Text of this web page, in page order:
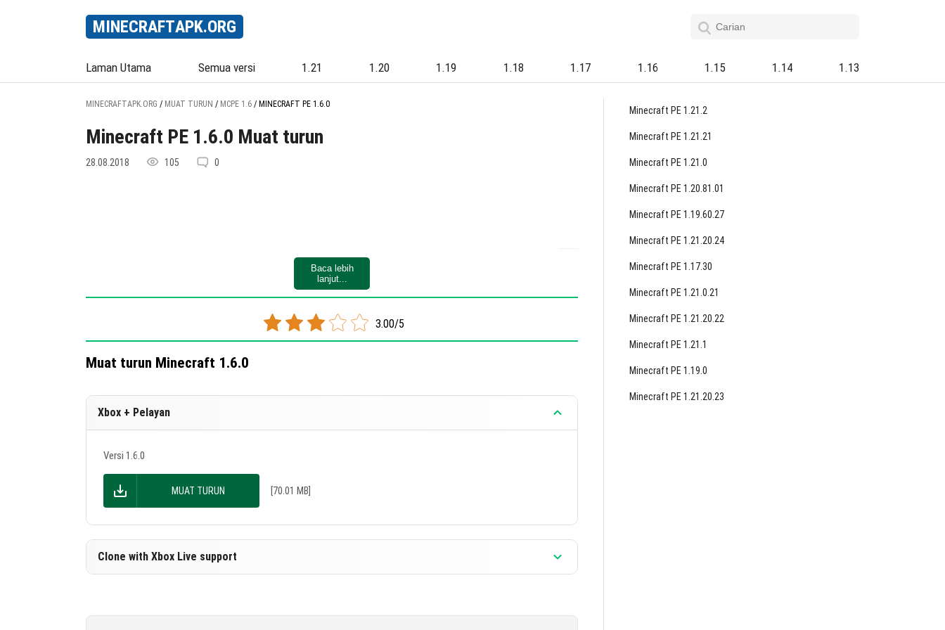
MINECRAFTAPK.ORG
Laman Utama Semua versi 1.21 1.20 1.19 1.18 1.17 1.16 1.15 1.14 1.13
MINECRAFTAPK.ORG / MUAT TURUN / MCPE 1.6 / MINECRAFT PE 1.6.0
Minecraft PE 1.6.0 Muat turun
28.08.2018 105 0
Baca lebih
lanjut...
3.00/5
Muat turun Minecraft 1.6.0
Xbox + Pelayan
Versi 1.6.0
MUAT TURUN [70.01 MB]
Clone with Xbox Live support
Minecraft PE 1.21.2
Minecraft PE 1.21.21
Minecraft PE 1.21.0
Minecraft PE 1.20.81.01
Minecraft PE 1.19.60.27
Minecraft PE 1.21.20.24
Minecraft PE 1.17.30
Minecraft PE 1.21.0.21
Minecraft PE 1.21.20.22
Minecraft PE 1.21.1
Minecraft PE 1.19.0
Minecraft PE 1.21.20.23